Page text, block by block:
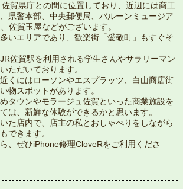
賀県庁との間に位置しており、近辺には商工
県警本部、中央郵便局、バルーンミュージア
佐賀玉屋などがございます。
いエリアであり、歓楽街「愛敬町」もすぐそ
佐賀駅を利用される学生さんやサラリーマン
ただいております。
くにはローソンやエスプラッツ、白山商店街
物スポットがあります。
タウンやモラージュ佐賀といった商業施設を
は、新鮮な体験ができるかと思います。
た店内で、店主の私とおしゃべりをしながら
できます。
、ぜひiPhone修理CloveRをご利用くださ